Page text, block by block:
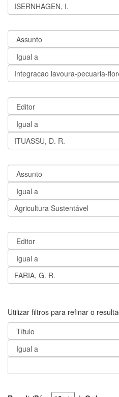
Utilizar filtros para refinar o